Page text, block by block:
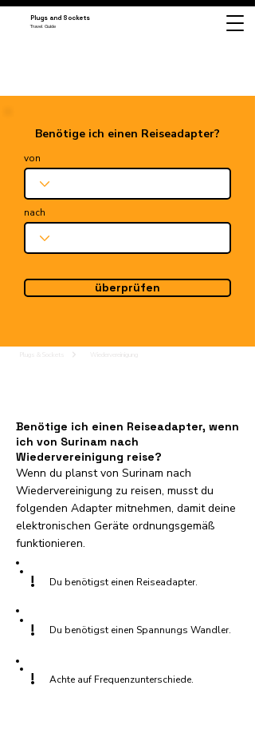
Plugs and Sockets
Travel Guide
Benötige ich einen Reiseadapter?
von
nach
überprüfen
Benötige ich einen Reiseadapter, wenn
ich von Surinam nach
Wiedervereinigung reise?
Wenn du planst von Surinam nach
Wiedervereinigung zu reisen, musst du
folgenden Adapter mitnehmen, damit deine
elektronischen Geräte ordnungsgemäß
funktionieren.
! Du benötigst einen Reiseadapter.
! Du benötigst einen Spannungs Wandler.
! Achte auf Frequenzunterschiede.